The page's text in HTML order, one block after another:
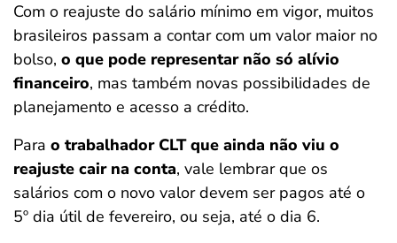
Com o reajuste do salário mínimo em vigor, muitos
brasileiros passam a contar com um valor maior no
bolso, o que pode representar não só alívio
financeiro, mas também novas possibilidades de
planejamento e acesso a crédito.
Para o trabalhador CLT que ainda não viu o
reajuste cair na conta, vale lembrar que os
salários com o novo valor devem ser pagos até o
5º dia útil de fevereiro, ou seja, até o dia 6.